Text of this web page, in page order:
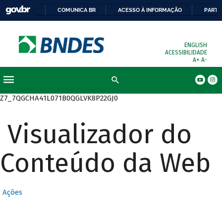
COMUNICA BR ACESSO À INFORMAÇÃO
ENGLISH
ACESSIBILIDADE
A+ A-
Z7_7QGCHA41L071B0QGLVK8P22GJ0
Visualizador do
Conteúdo da Web
Ações